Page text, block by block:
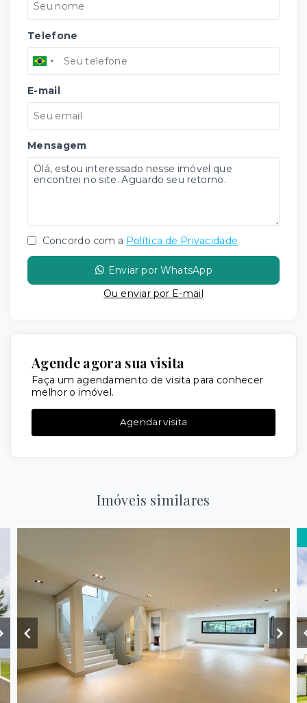
Telefone
E-mail
Mensagem
Concordo com a Política de Privacidade
Enviar por WhatsApp
Ou enviar por E-mail
Agende agora sua visita
Faça um agendamento de visita para conhecer
melhor o imóvel.
Agendar visita
Imóveis similares